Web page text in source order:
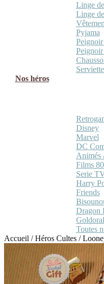
Linge
Linge
Pyjama
Nos héros
Disney
Marvel
DC
Animés
Films
Serie
Harry
Friends
Dragon
Toutes
Accueil /Héros Cultes /